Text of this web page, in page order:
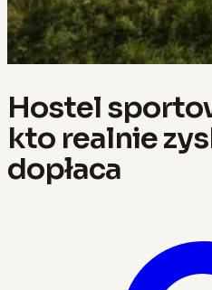
Hostel
kto realnie
dopłaca